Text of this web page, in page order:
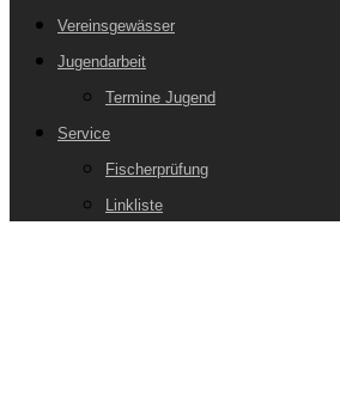
Vereinsgewässer
Jugendarbeit
Termine Jugend
Service
Fischerprüfung
Linkliste